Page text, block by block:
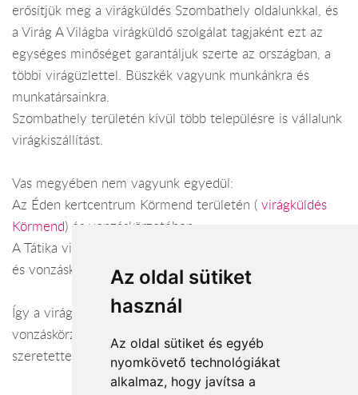
Az oldal sütiket
használ
Az oldal sütiket és egyéb
nyomkövető technológiákat
alkalmaz, hogy javítsa a
erősítjük meg a virágküldés Szombathely oldalunkkal, és
a Virág A Világba virágküldő szolgálat tagjaként ezt az
egységes minőséget garantáljuk szerte az országban, a
többi virágüzlettel. Büszkék vagyunk munkánkra és
munkatársainkra.
Szombathely területén kívül több településre is vállalunk
virágkiszállítást.
Vas megyében nem vagyunk egyedül:
Az Éden kertcentrum Körmend területén ( virágküldés
Körmend) és vonzáskörzetében.
A Tátika virágbolt Sárvár területén (
és vonzáskörzetében.
Így a virágküldés Vas megye városaiban és azok
vonzáskörzetében is gond nélkül megoldható. Várjuk
szeretettel webáruházunkban!